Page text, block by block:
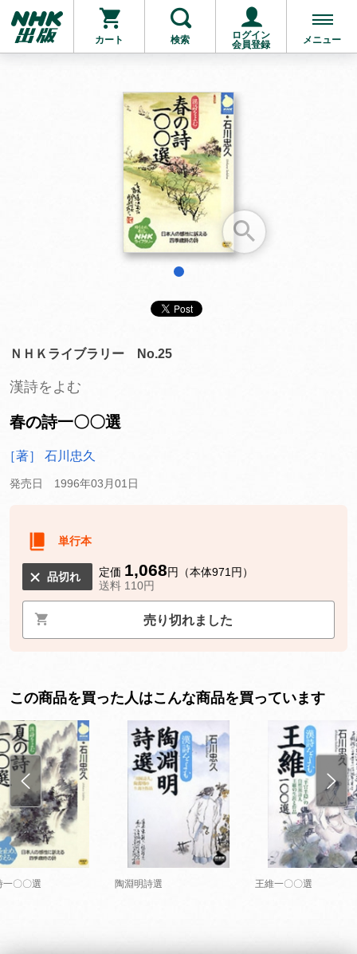
カート 検索
ログイン
会員登録
メニュー
お支払いに進む
他にも商品を買う
ＮＨＫライブラリー No.25
漢詩をよむ
春の詩一〇〇選
［著］ 石川忠久
発売日 1996年03月01日
単行本
品切れ 定価 1,068円（本体971円）
送料 110円
売り切れました
この商品を買った人はこんな商品を買っています
一〇〇選 陶淵明詩選 王維一〇〇選